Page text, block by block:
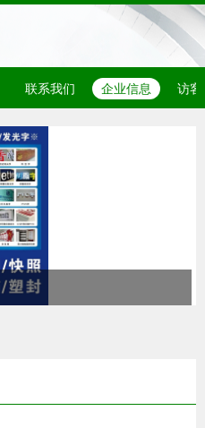
联系我们 企业信息 访客